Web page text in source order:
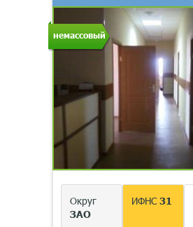
немассовый
Округ
ЗАО
ИФНС31